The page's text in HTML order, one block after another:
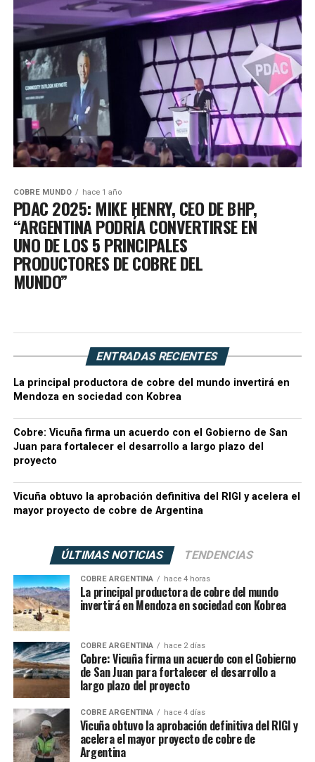
COBRE MUNDO hace 1 año
PDAC 2025: MIKE HENRY, CEO DE BHP,
“ARGENTINA PODRÍA CONVERTIRSE EN
UNO DE LOS 5 PRINCIPALES
PRODUCTORES DE COBRE DEL
MUNDO”
ENTRADAS RECIENTES
La principal productora de cobre del mundo invertirá en
Mendoza en sociedad con Kobrea
Cobre: Vicuña firma un acuerdo con el Gobierno de San
Juan para fortalecer el desarrollo a largo plazo del
proyecto
Vicuña obtuvo la aprobación definitiva del RIGI y acelera el
mayor proyecto de cobre de Argentina
ÚLTIMAS NOTICIAS TENDENCIAS
COBRE ARGENTINA hace 4 horas
La principal productora de cobre del mundo
invertirá en Mendoza en sociedad con Kobrea
COBRE ARGENTINA hace 2 días
Cobre: Vicuña firma un acuerdo con el Gobierno
de San Juan para fortalecer el desarrollo a
largo plazo del proyecto
COBRE ARGENTINA hace 4 días
Vicuña obtuvo la aprobación definitiva del RIGI y
acelera el mayor proyecto de cobre de
Argentina